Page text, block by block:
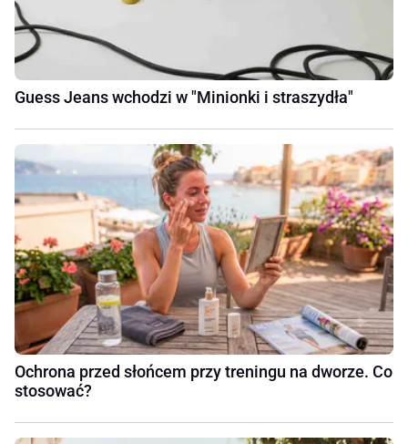
Guess Jeans wchodzi w "Minionki i straszydła"
Ochrona przed słońcem przy treningu na dworze. Co
stosować?